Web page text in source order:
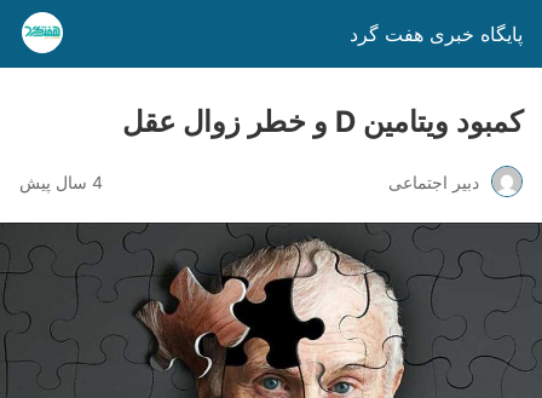
پایگاه خبری هفت گرد
کمبود ویتامین D و خطر زوال عقل
دبیر اجتماعی 4 سال پیش